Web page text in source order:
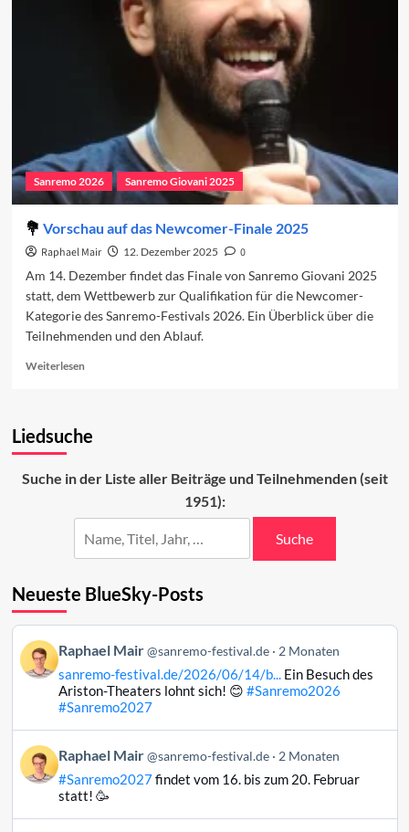
Sanremo-
Sanremo 2026 Sanremo Giovani 2025
Vorschau auf das Newcomer-Finale 2025
Raphael Mair 12. Dezember 2025
0
Am 14. Dezember findet das Finale von Sanremo Giovani 2025
statt, dem Wettbewerb zur Qualifikation für die Newcomer-
Kategorie des Sanremo-Festivals 2026. Ein Überblick über die
Teilnehmenden und den Ablauf.
WeiterlesenRead
auf
Finale
Liedsuche
Suche in der Liste aller Beiträge und Teilnehmenden (seit
1951):
Suche
Neueste BlueSky-Posts
Beitrag
von
Raphael
ansehen
Raphael Mair @sanremo-festival.de 2 Monaten
sanremo-festival.de/2026/06/14/b...Ein Besuch des
Ariston-Theaters lohnt sich! 😊 #Sanremo2026
#Sanremo2027
Beitrag
von
Raphael
Raphael Mair @sanremo-festival.de 2 Monaten
#Sanremo2027findet vom 16. bis zum 20. Februar
statt! 🥳